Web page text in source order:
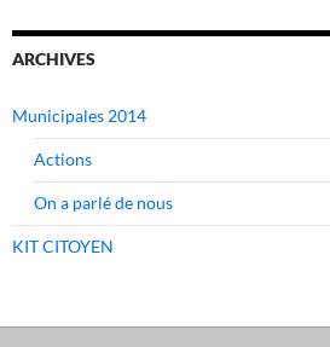
ARCHIVES
Municipales 2014
Actions
On a parlé de nous
KIT CITOYEN